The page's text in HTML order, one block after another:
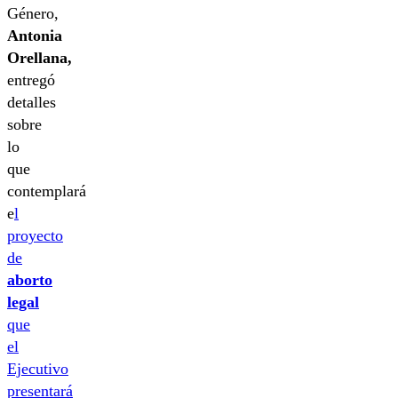
Género,
Antonia
Orellana,
entregó
detalles
sobre
lo
que
contemplará
el
proyecto
de
aborto
legal
que
el
Ejecutivo
presentará